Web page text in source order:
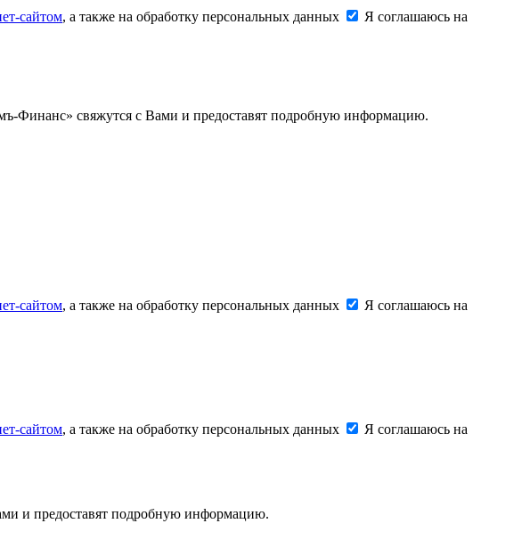
сайтом, а также на обработку персональных данных
Я соглашаюсь на
Финанс» свяжутся с Вами и предоставят подробную информацию.
сайтом, а также на обработку персональных данных
Я соглашаюсь на
сайтом, а также на обработку персональных данных
Я соглашаюсь на
и предоставят подробную информацию.